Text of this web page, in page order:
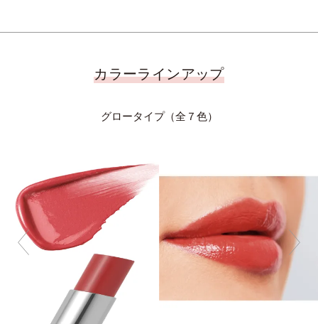
カラーラインアップ
グロータイプ（全７色）